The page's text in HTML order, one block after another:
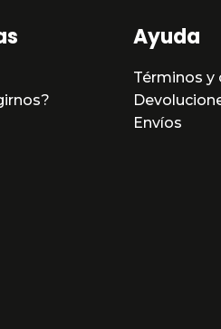
Ayuda
Términos y
Envíos